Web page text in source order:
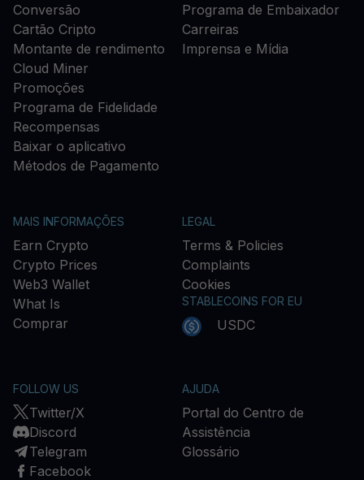
Conversão
Cartão Cripto
Montante de rendimento
Cloud Miner
Promoções
Programa de Fidelidade
Recompensas
Baixar o aplicativo
Métodos de Pagamento
Programa de Embaixador
Carreiras
Imprensa e Mídia
MAIS INFORMAÇÕES
Earn Crypto
Crypto Prices
Web3 Wallet
What Is
Comprar
LEGAL
Terms & Policies
Complaints
Cookies
STABLECOINS FOR EU
USDC
FOLLOW US
Twitter/X
Discord
Telegram
Facebook
AJUDA
Portal do Centro de
Assistência
Glossário